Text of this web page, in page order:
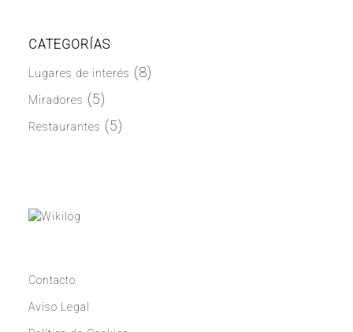
CATEGORÍAS
Lugares de interés (8)
Miradores (5)
Restaurantes (5)
Contacto
Aviso Legal